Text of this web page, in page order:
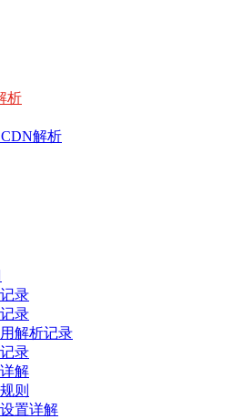
析
解析
录
录
解析记录
录
解
则
置详解